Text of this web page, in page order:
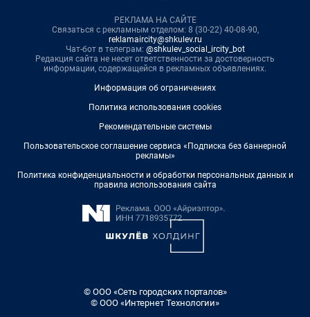
РЕКЛАМА НА САЙТЕ
Связаться с рекламным отделом: 8 (30-22) 40-08-90,
reklamaircity@shkulev.ru
Чат-бот в телеграм: @shkulev_social_ircity_bot
Редакция сайта не несет ответственности за достоверность
информации, содержащейся в рекламных объявлениях.
Информация об ограничениях
Политика использования cookies
Рекомендательные системы
Пользовательское соглашение сервиса «Подписка без баннерной
рекламы»
Политика конфиденциальности и обработки персональных данных и
правила использования сайта
© ООО «Сеть городских порталов»
© ООО «Интернет Технологии»